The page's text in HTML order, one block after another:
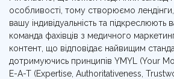
особливості, тому створюємо
вашу індивідуальність та підкреслюють
команда фахівців з медичного
контент, що відповідає найвищим
дотримуючись принципів YMYL (Your
E-A-T (Expertise, Authoritativeness,